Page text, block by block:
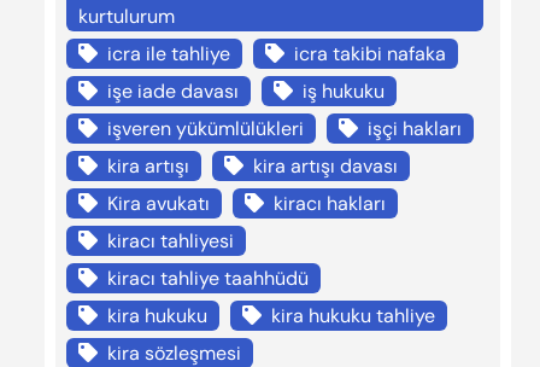
kurtulurum
icra ile tahliye
icra takibi nafaka
işe iade davası
iş hukuku
işveren yükümlülükleri
işçi hakları
kira artışı
kira artışı davası
Kira avukatı
kiracı hakları
kiracı tahliyesi
kiracı tahliye taahhüdü
kira hukuku
kira hukuku tahliye
kira sözleşmesi